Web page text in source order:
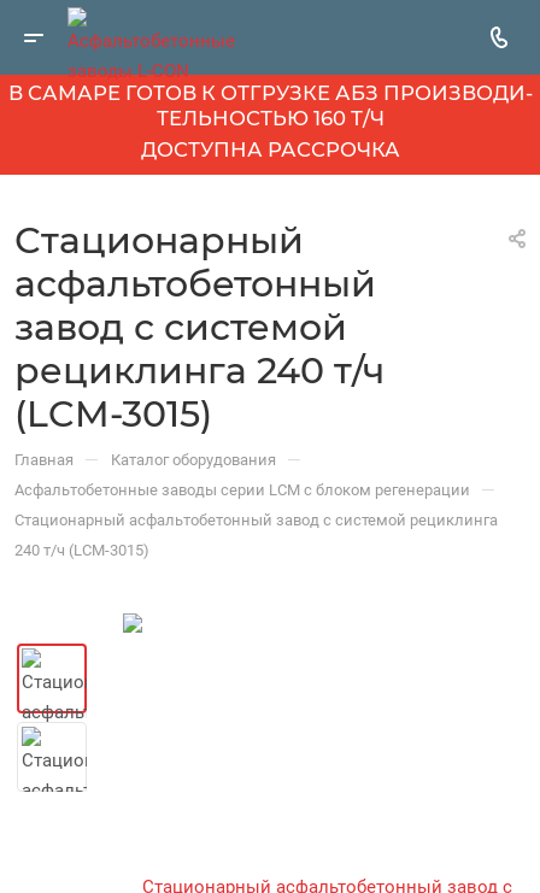
В САМАРЕ ГОТОВ К ОТГРУЗКЕ АБЗ ПРОИЗВОДИ­
ТЕЛЬНОСТЬЮ 160 Т/Ч
ДОСТУПНА РАССРОЧКА
Стационарный
асфальтобетонный
завод с системой
рециклинга 240 т/ч
(LCM-3015)
Главная — Каталог оборудования —
Асфальтобетонные заводы серии LCM с блоком регенерации —
Стационарный асфальтобетонный завод с системой рециклинга
240 т/ч (LCM-3015)